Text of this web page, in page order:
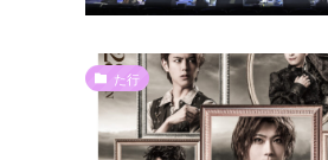
た行